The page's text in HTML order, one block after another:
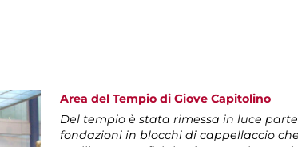
Area del Tempio di Giove Capitolino
Del tempio è stata rimessa in luce
fondazioni in blocchi di cappellaccio